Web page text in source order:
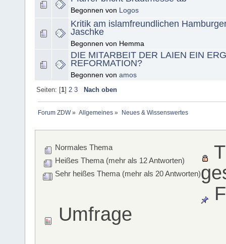
Begonnen von Logos
Kritik am islamfreundlichen
Jaschke
Begonnen von Hemma
DIE MITARBEIT DER LAIEN EIN
REFORMATION?
Begonnen von amos
Seiten: [1] 2 3 Nach oben
Forum ZDW» Allgemeines » Neues & Wissenswertes
Normales Thema
Heißes Thema (mehr als 12 Antworten)
Sehr heißes Thema (mehr als 20 Antworten)
Umfrage